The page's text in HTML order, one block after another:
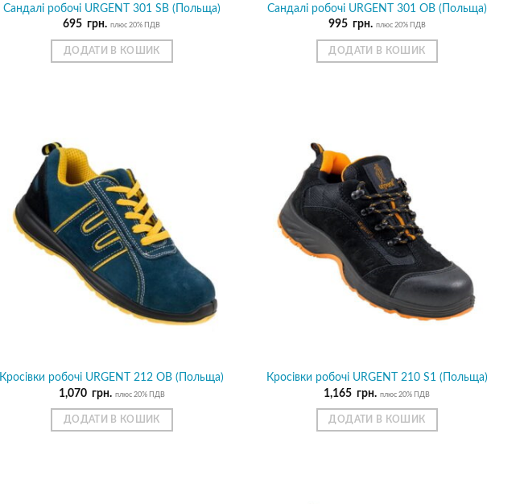
Сандалі робочі URGENT 301 SB (Польща)
695 грн. плюс 20% ПДВ
ДОДАТИ В КОШИК
Сандалі робочі URGENT 301 ОB (Польща)
995 грн. плюс 20% ПДВ
ДОДАТИ В КОШИК
Кросівки робочі URGENT 212 OB (Польща)
1,070 грн. плюс 20% ПДВ
ДОДАТИ В КОШИК
Кросівки робочі URGENT 210 S1 (Польща)
1,165 грн. плюс 20% ПДВ
ДОДАТИ В КОШИК